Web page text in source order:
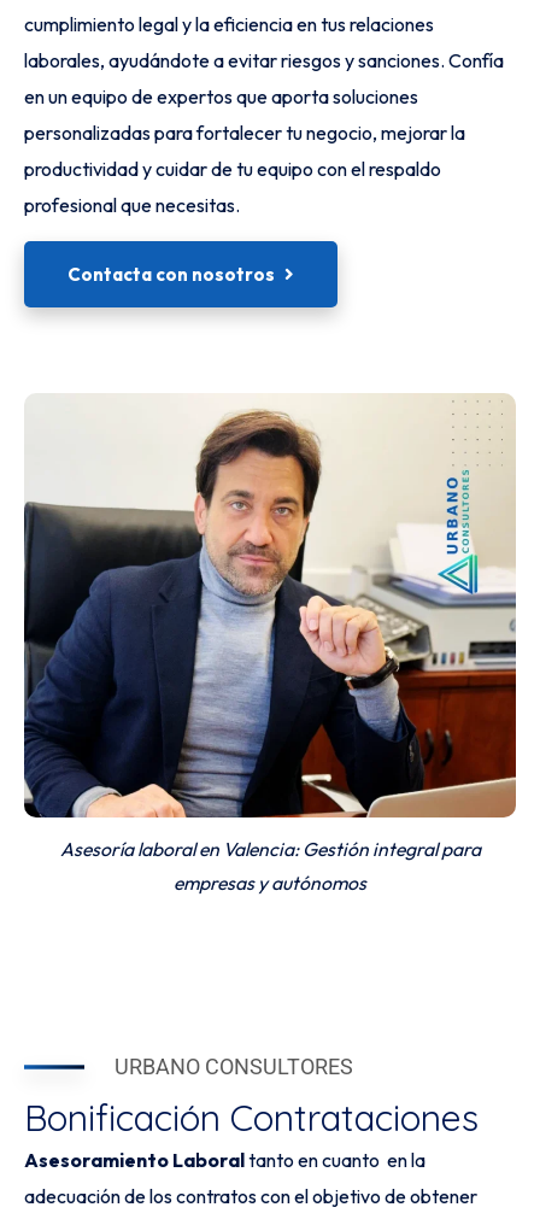
cumplimiento legal y la eficiencia en tus relaciones
laborales, ayudándote a evitar riesgos y sanciones. Confía
en un equipo de expertos que aporta soluciones
personalizadas para fortalecer tu negocio, mejorar la
productividad y cuidar de tu equipo con el respaldo
profesional que necesitas.
Contacta con nosotros
Asesoría laboral en Valencia: Gestión integral para
empresas y autónomos
URBANO CONSULTORES
Bonificación Contrataciones
Asesoramiento Laboraltanto en cuanto en la
adecuación de los contratos con el objetivo de obtener